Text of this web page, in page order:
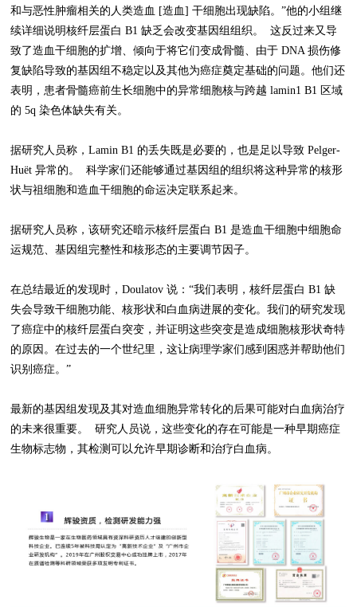
和与恶性肿瘤相关的人类造血 [造血] 干细胞出现缺陷。”他的小组继
续详细说明核纤层蛋白 B1 缺乏会改变基因组组织。 这反过来又导
致了造血干细胞的扩增、倾向于将它们变成骨髓、由于 DNA 损伤修
复缺陷导致的基因组不稳定以及其他为癌症奠定基础的问题。他们还
表明，患者骨髓癌前生长细胞中的异常细胞核与跨越 lamin1 B1 区域
的 5q 染色体缺失有关。
据研究人员称，Lamin B1 的丢失既是必要的，也是足以导致 Pelger-
Huët 异常的。 科学家们还能够通过基因组的组织将这种异常的核形
状与祖细胞和造血干细胞的命运决定联系起来。
据研究人员称，该研究还暗示核纤层蛋白 B1 是造血干细胞中细胞命
运规范、基因组完整性和核形态的主要调节因子。
在总结最近的发现时，Doulatov 说：“我们表明，核纤层蛋白 B1 缺
失会导致干细胞功能、核形状和白血病进展的变化。我们的研究发现
了癌症中的核纤层蛋白突变，并证明这些突变是造成细胞核形状奇特
的原因。在过去的一个世纪里，这让病理学家们感到困惑并帮助他们
识别癌症。”
最新的基因组发现及其对造血细胞异常转化的后果可能对白血病治疗
的未来很重要。 研究人员说，这些变化的存在可能是一种早期癌症
生物标志物，其检测可以允许早期诊断和治疗白血病。